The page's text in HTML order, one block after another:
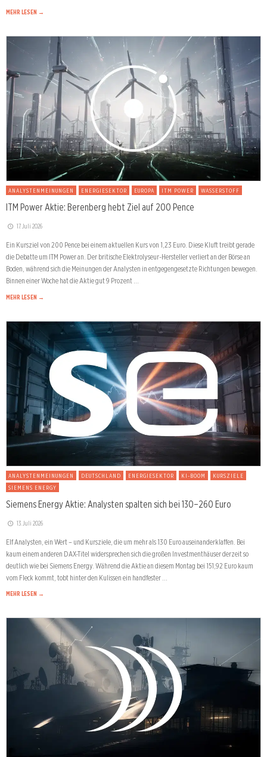
MEHR LESEN →
ANALYSTENMEINUNGEN ENERGIESEKTOR EUROPA ITM POWER WASSERSTOFF
ITM Power Aktie: Berenberg hebt Ziel auf 200 Pence
17. Juli 2026
Ein Kursziel von 200 Pence bei einem aktuellen Kurs von 1,23 Euro. Diese Kluft treibt gerade
die Debatte um ITM Power an. Der britische Elektrolyseur-Hersteller verliert an der Börse an
Boden, während sich die Meinungen der Analysten in entgegengesetzte Richtungen bewegen.
Binnen einer Woche hat die Aktie gut 9 Prozent …
MEHR LESEN →
ANALYSTENMEINUNGEN DEUTSCHLAND ENERGIESEKTOR KI-BOOM
KURSZIELE
SIEMENS ENERGY
Siemens Energy Aktie: Analysten spalten sich bei 130–260 Euro
13. Juli 2026
Elf Analysten, ein Wert – und Kursziele, die um mehr als 130 Euro auseinanderklaffen. Bei
kaum einem anderen DAX-Titel widersprechen sich die großen Investmenthäuser derzeit so
deutlich wie bei Siemens Energy. Während die Aktie an diesem Montag bei 151,92 Euro kaum
vom Fleck kommt, tobt hinter den Kulissen ein handfester …
MEHR LESEN →